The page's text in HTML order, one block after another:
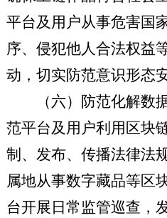
平台及用户从事危害国
序、侵犯他人合法权益
动，切实防范意识形态
（六）防范化解数
范平台及用户利用区块
制、发布、传播法律法
属地从事数字藏品等区
台开展日常监管巡查，